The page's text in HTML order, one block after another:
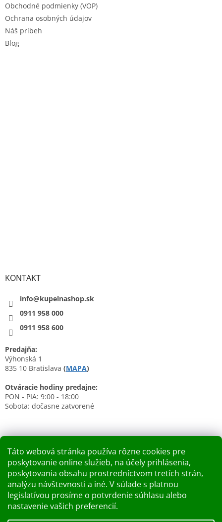
Táto webová stránka používa rôzne cookies pre
poskytovanie online služieb, na účely prihlásenia,
poskytovania obsahu prostredníctvom tretích strán,
analýzu návštevnosti a iné. V súlade s platnou
legislatívou prosíme o potvrdenie súhlasu alebo
nastavenie vašich preferencií.
Obchodné podmienky (VOP)
Ochrana osobných údajov
Náš príbeh
Blog
KONTAKT
info@kupelnashop.sk
0911 958 000
0911 958 600
Predajňa:
Výhonská 1
835 10 Bratislava (MAPA)
Otváracie hodiny predajne:
PON - PIA: 9:00 - 18:00
Sobota: dočasne zatvorené
Nákupný košík
0KS / 0 €